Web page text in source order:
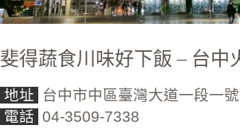
斐得蔬食川味好下飯 – 台中
地址
台中市中區臺灣大道一段一
電話 04-3509-7338